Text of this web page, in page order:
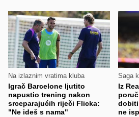
Na izlaznim vratima kluba
Igrač Barcelone ljutito
napustio trening nakon
srceparajućih riječi Flicka:
"Ne ideš s nama"
Saga
Iz
dobiti
ne